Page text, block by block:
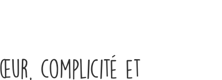
complicité et